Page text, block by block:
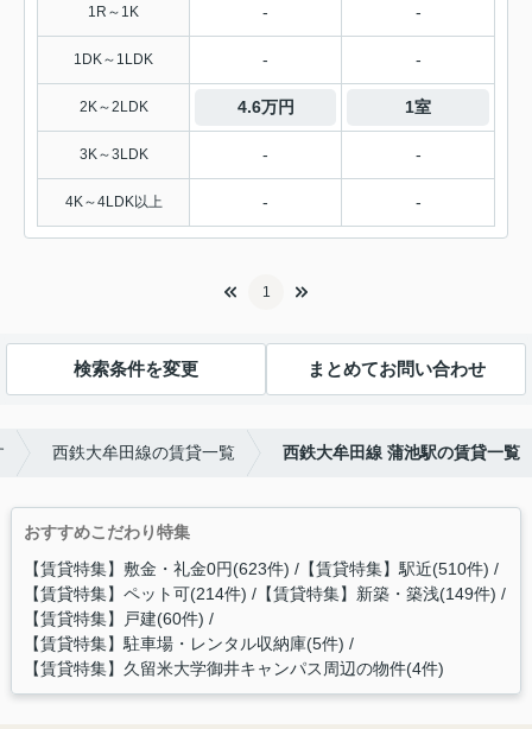
1R～1K - -
1DK～1LDK - -
2K～2LDK 4.6万円 1室
3K～3LDK - -
4K～4LDK以上 - -
1
検索条件を変更 まとめてお問い合わせ
西鉄大牟田線の賃貸一覧 西鉄大牟田線 蒲池駅の賃貸一覧
おすすめこだわり特集
【賃貸特集】敷金・礼金0円(623件) 【賃貸特集】駅近(510件)
【賃貸特集】ペット可(214件) 【賃貸特集】新築・築浅(149件)
【賃貸特集】戸建(60件)
【賃貸特集】駐車場・レンタル収納庫(5件)
【賃貸特集】久留米大学御井キャンパス周辺の物件(4件)